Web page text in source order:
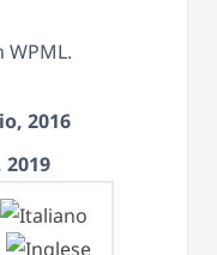
2016
2019